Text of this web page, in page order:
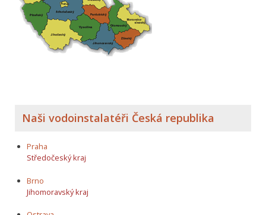
Naši vodoinstalatéři Česká republika
Praha
Středočeský kraj
Brno
Jihomoravský kraj